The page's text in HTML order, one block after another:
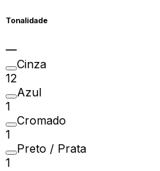
Tonalidade
Cinza
12
Azul
1
Cromado
1
Preto / Prata
1